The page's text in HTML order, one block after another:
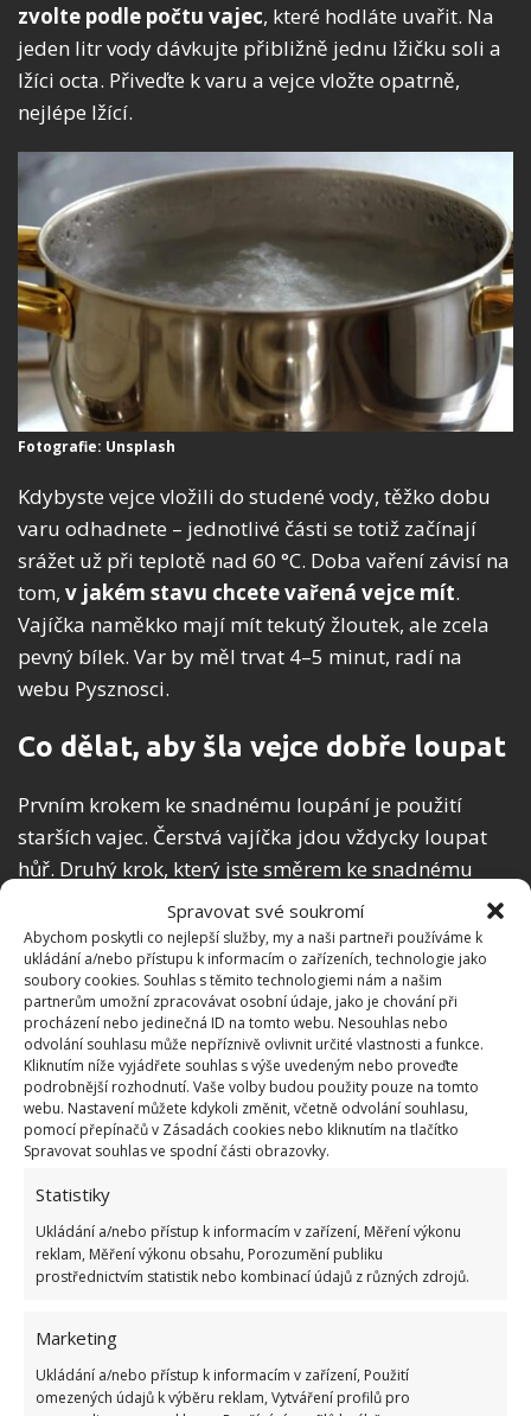
Spravovat své soukromí
Abychom poskytli co nejlepší služby, my a naši partneři používáme k
ukládání a/nebo přístupu k informacím o zařízeních, technologie jako
soubory cookies. Souhlas s těmito technologiemi nám a našim
partnerům umožní zpracovávat osobní údaje, jako je chování při
procházení nebo jedinečná ID na tomto webu. Nesouhlas nebo
odvolání souhlasu může nepříznivě ovlivnit určité vlastnosti a funkce.
Kliknutím níže vyjádřete souhlas s výše uvedeným nebo proveďte
podrobnější rozhodnutí. Vaše volby budou použity pouze na tomto
webu. Nastavení můžete kdykoli změnit, včetně odvolání souhlasu,
pomocí přepínačů v Zásadách cookies nebo kliknutím na tlačítko
Spravovat souhlas ve spodní části obrazovky.
Statistiky
Ukládání a/nebo přístup k informacím v zařízení, Měření výkonu
reklam, Měření výkonu obsahu, Porozumění publiku
prostřednictvím statistik nebo kombinací údajů z různých zdrojů.
Marketing
Ukládání a/nebo přístup k informacím v zařízení, Použití
omezených údajů k výběru reklam, Vytváření profilů pro
zvolte podle počtu vajec, které hodláte uvařit. Na
jeden litr vody dávkujte přibližně jednu lžičku soli a
lžíci octa. Přiveďte k varu a vejce vložte opatrně,
nejlépe lžící.
Fotografie: Unsplash
Kdybyste vejce vložili do studené vody, těžko dobu
varu odhadnete – jednotlivé části se totiž začínají
srážet už při teplotě nad 60 °C. Doba vaření závisí na
tom, v jakém stavu chcete vařená vejce mít.
Vajíčka naměkko mají mít tekutý žloutek, ale zcela
pevný bílek. Var by měl trvat 4–5 minut, radí na
webu Pysznosci.
Co dělat, aby šla vejce dobře loupat
Prvním krokem ke snadnému loupání je použití
starších vajec. Čerstvá vajíčka jdou vždycky loupat
hůř. Druhý krok, který jste směrem ke snadnému
loupání učinili, je přidání soli a octa. A za třetí: slijte
vařící vodu a vajíčkadoplňte vodou studenou, lépe
řečeno ledovou. Můžete do ní skutečně přidat
kostky ledu. A ještě ji jednou obměňte, neboť voda
se od horkých vajec záhy ohřeje. Rychlé ochlazení
vajec ve studené vodě přispěje ke smrštění bílků, a
ty se oddělí od skořápky.
Uvařit dobře vajíčka není těžké, když víte, jak na to.
ale nejlahodnější jsou vždy ta čerstvě uvařená. Na
BydlímeÚtulně jsme vás také seznámili s postupem,
jak připravit ta nejlepší míchaná vajíčka.